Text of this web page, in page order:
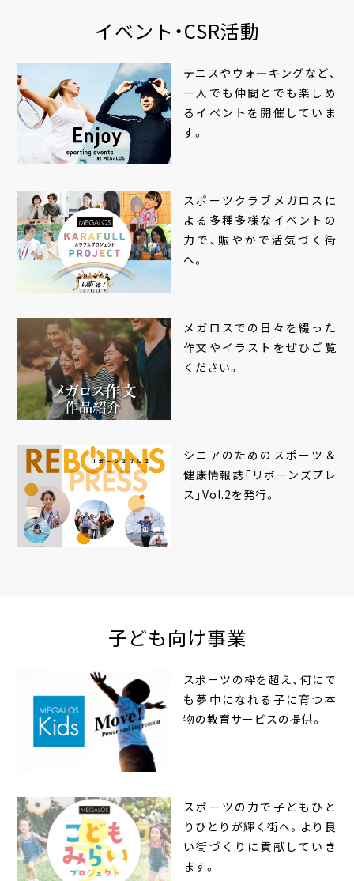
イベント・CSR活動
テニスやウォ―キングなど、
一人でも仲間とでも楽しめ
るイベントを開催していま
す。
スポーツクラブメガロスに
よる多種多様なイベントの
力で、賑やかで活気づく街
へ。
メガロスでの日々を綴った
作文やイラストをぜひご覧
ください。
シニアのためのスポーツ＆
健康情報誌「リボーンズプレ
ス」Vol.2を発行。
子ども向け事業
スポーツの枠を超え、何にで
も夢中になれる子に育つ本
物の教育サービスの提供。
スポーツの力で子どもひと
りひとりが輝く街へ。より良
い街づくりに貢献していき
ます。